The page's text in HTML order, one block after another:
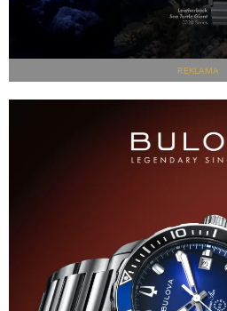
REKLAMA